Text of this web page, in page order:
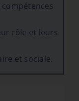
rôle et leurs
et sociale.